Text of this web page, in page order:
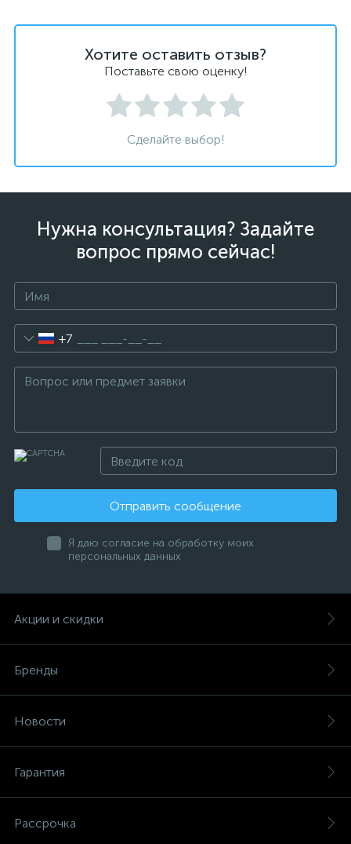
Хотите оставить отзыв?
Поставьте свою оценку!
Сделайте выбор!
Нужна консультация? Задайте
вопрос прямо сейчас!
+7
Отправить сообщение
Я даю согласие на обработку моих
персональных данных
Акции и скидки
Бренды
Новости
Гарантия
Рассрочка